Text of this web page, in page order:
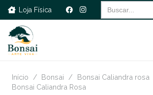
Loja Física
Search
for:
Início / Bonsai / Bonsai Caliandra rosa
Bonsai Caliandra Rosa